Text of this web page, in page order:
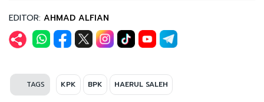
EDITOR: AHMAD ALFIAN
TAGS KPK BPK HAERUL SALEH